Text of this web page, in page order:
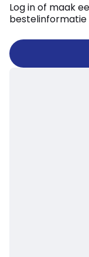
Log in of maak
bestelinformatie